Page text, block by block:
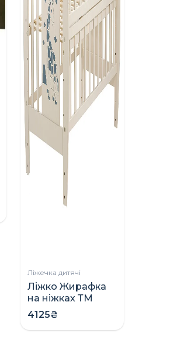
Ліжечка дитячі
Ліжко Жирафка
на ніжках ТМ
Дубик-М
4125₴